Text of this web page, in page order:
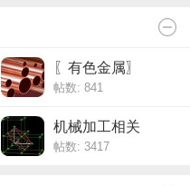
〖有色金属〗
帖数: 841
机械加工相关
帖数: 3417